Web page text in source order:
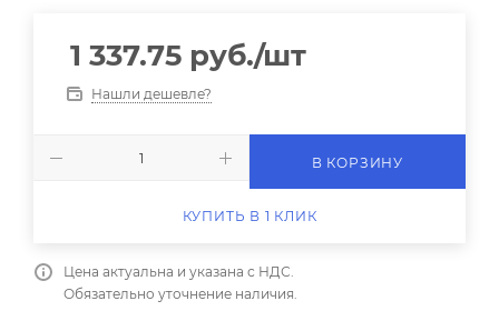
1 337.75 руб./шт
Нашли дешевле?
В КОРЗИНУ
КУПИТЬ В 1 КЛИК
Цена актуальна и указана с НДС.
Обязательно уточнение наличия.